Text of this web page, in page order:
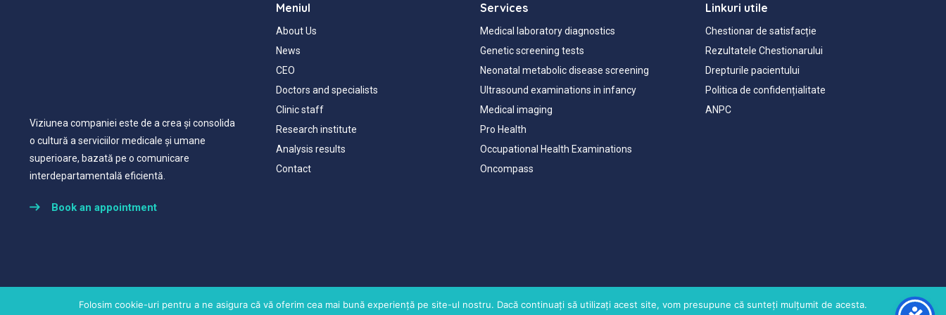
Viziunea companiei este de a crea și consolida
o cultură a serviciilor medicale și umane
superioare, bazată pe o comunicare
interdepartamentală eficientă.
Book an appointment
Meniul
About Us
News
CEO
Doctors and specialists
Clinic staff
Research institute
Analysis results
Contact
Services
Medical laboratory diagnostics
Genetic screening tests
Neonatal metabolic disease screening
Ultrasound examinations in infancy
Medical imaging
Pro Health
Occupational Health Examinations
Oncompass
Linkuri utile
Chestionar de satisfacție
Rezultatele Chestionarului
Drepturile pacientului
Politica de confidențialitate
ANPC
Folosim cookie-uri pentru a ne asigura că vă oferim cea mai bună experiență pe site-ul nostru. Dacă continuați să utilizați acest site, vom presupune că sunteți mulțumit de acesta.